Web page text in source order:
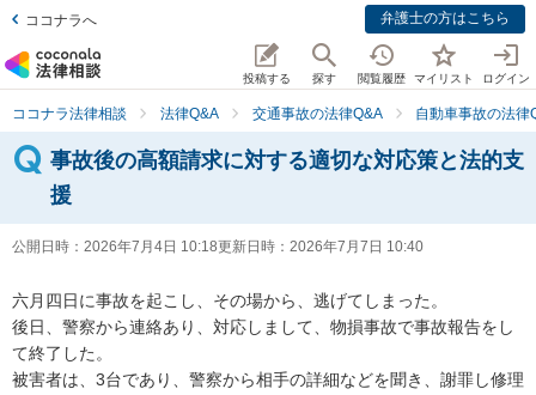
ココナラへ 弁護士の方はこちら
投稿する 探す 閲覧履歴 マイリスト ログイン
ココナラ法律相談 法律Q&A 交通事故の法律Q&A 自動車事故の法律
事故後の高額請求に対する適切な対応策と法的支
援
公開日時： 2026年7月4日 10:18更新日時： 2026年7月7日 10:40
六月四日に事故を起こし、その場から、逃げてしまった。
後日、警察から連絡あり、対応しまして、物損事故で事故報告をし
て終了した。
被害者は、3台であり、警察から相手の詳細などを聞き、謝罪し修理